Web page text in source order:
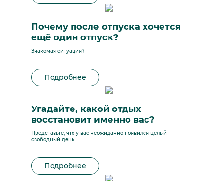
Почему после отпуска хочется
ещё один отпуск?
Знакомая ситуация?
Подробнее
Угадайте, какой отдых
восстановит именно вас?
Представьте, что у вас неожиданно появился целый
свободный день.
Подробнее